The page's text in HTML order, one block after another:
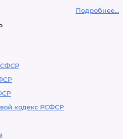
Подробнее...
кодекс РСФСР